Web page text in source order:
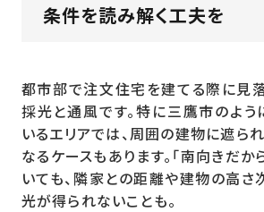
条件を読み解く工夫を
都市部で注文住宅を建てる際に見
採光と通風です。特に三鷹市のよ
いるエリアでは、周囲の建物に遮ら
なるケースもあります。「南向きだか
いても、隣家との距離や建物の高
光が得られないことも。